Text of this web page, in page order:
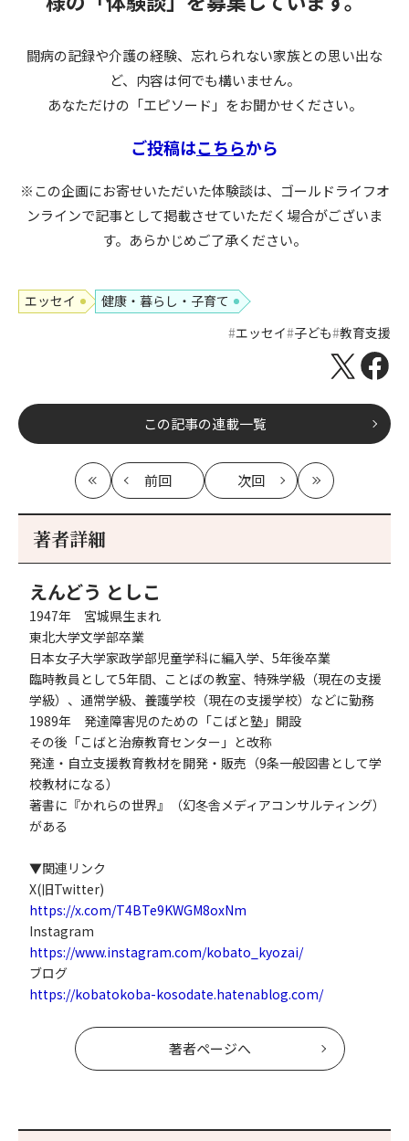
闘病の記録や介護の経験、忘れられない家族との思い出な
ど、内容は何でも構いません。
あなただけの「エピソード」をお聞かせください。
ご投稿はこちらから
※この企画にお寄せいただいた体験談は、ゴールドライフオ
ンラインで記事として掲載させていただく場合がございま
す。あらかじめご了承ください。
エッセイ
健康・暮らし・子育て
エッセイ 子ども 教育支援
この記事の連載一覧
最
初
前回
記
次回
記
最
新
著者詳細
えんどう としこ
1947年 宮城県生まれ
東北大学文学部卒業
日本女子大学家政学部児童学科に編入学、5年後卒業
臨時教員として5年間、ことばの教室、特殊学級（現在の支援
学級）、通常学級、養護学校（現在の支援学校）などに勤務
1989年 発達障害児のための「こばと塾」開設
その後「こばと治療教育センター」と改称
発達・自立支援教育教材を開発・販売（9条一般図書として学
校教材になる）
著書に『かれらの世界』（幻冬舎メディアコンサルティング）
がある
▼関連リンク
X(旧Twitter)
https://x.com/T4BTe9KWGM8oxNm
Instagram
https://www.instagram.com/kobato_kyozai/
ブログ
https://kobatokoba-kosodate.hatenablog.com/
著者ページへ